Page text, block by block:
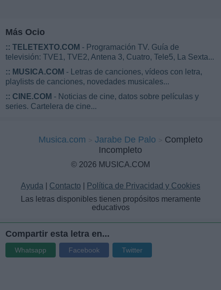
Más Ocio
:: TELETEXTO.COM - Programación TV. Guía de
televisión: TVE1, TVE2, Antena 3, Cuatro, Tele5, La Sexta...
:: MUSICA.COM - Letras de canciones, vídeos con letra,
playlists de canciones, novedades musicales...
:: CINE.COM - Noticias de cine, datos sobre películas y
series. Cartelera de cine...
Musica.com Jarabe De Palo
Completo
Incompleto
© 2026 MUSICA.COM
Ayuda Contacto
Política de Privacidad y Cookies
Las letras disponibles tienen propósitos meramente
educativos
Compartir esta letra en...
Whatsapp Facebook Twitter